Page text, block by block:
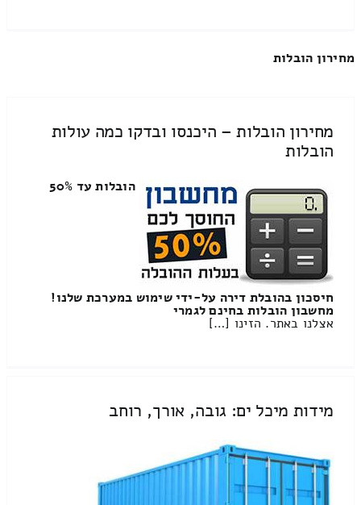
מחירון הובלות
מחירון הובלות – היכנסו ובדקו כמה עולות
הובלות
הובלות עד 50%
חיסכון בהובלת דירה על-ידי שימוש במערכת שלנו!
מחשבון הובלות בחינם לגמרי
אצלנו באתר. הזינו […]
מידות מיכל ים: גובה, אורך, רוחב